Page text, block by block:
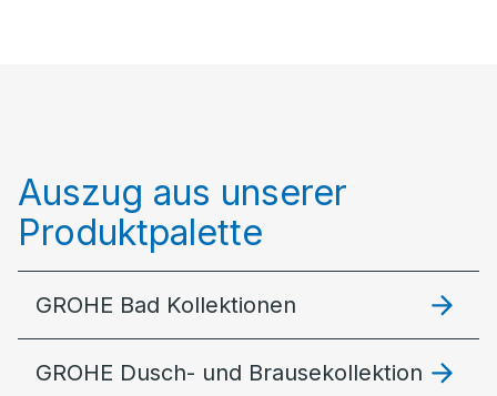
Auszug aus unserer
Produktpalette
GROHE Bad Kollektionen
GROHE Dusch- und Brausekollektion